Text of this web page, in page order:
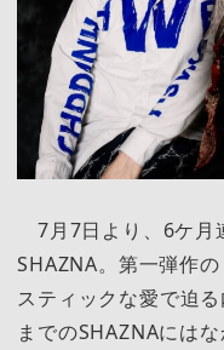
7月7日より、6ケ月
SHAZNA。第一弾作
スティックな愛で迫
までのSHAZNAには